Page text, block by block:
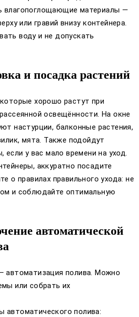
влагопоглощающие материалы —
или гравий внизу контейнера.
воду и не допускать
и посадка растений
хорошо растут при
освещённости. На окне
настурции, балконные растения,
мята. Также подойдут
если у вас мало времени на уход.
аккуратно посадите
о правилах правильного ухода: не
и соблюдайте оптимальную
автоматической
автоматизация полива. Можно
или собрать их
автоматического полива: